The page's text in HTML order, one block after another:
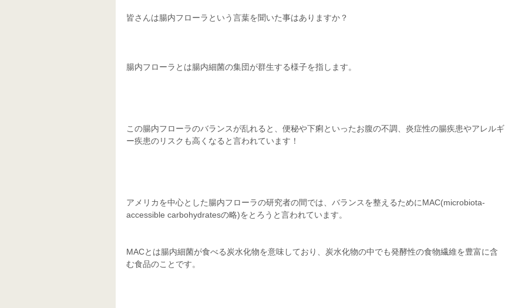
皆さんは腸内フローラという言葉を聞いた事はありますか？
腸内フローラとは腸内細菌の集団が群生する様子を指します。
この腸内フローラのバランスが乱れると、便秘や下痢といったお腹の不調、炎症性の腸疾患やアレルギ
ー疾患のリスクも高くなると言われています！
アメリカを中心とした腸内フローラの研究者の間では、バランスを整えるためにMAC(microbiota-
accessible carbohydratesの略)をとろうと言われています。
MACとは腸内細菌が食べる炭水化物を意味しており、炭水化物の中でも発酵性の食物繊維を豊富に含
む食品のことです。